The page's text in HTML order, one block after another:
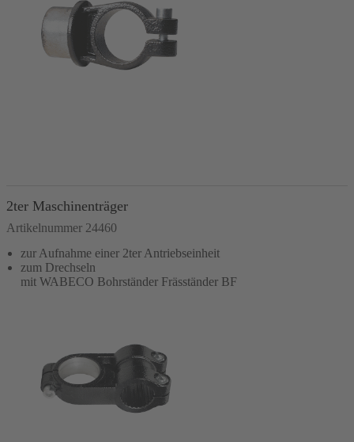
2ter Maschinenträger
Artikelnummer 24460
zur Aufnahme einer 2ter Antriebseinheit
zum Drechseln
mit WABECO Bohrständer Fräsständer BF